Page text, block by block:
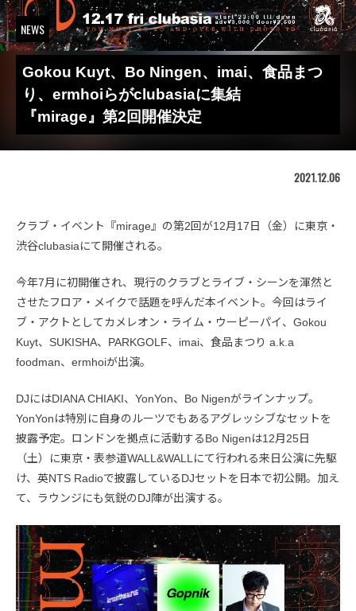
NEWS
Gokou Kuyt、Bo Ningen、imai、食品まつ
り、ermhoiらがclubasiaに集結
『mirage』第2回開催決定
2021.12.06
クラブ・イベント『mirage』の第2回が12月17日（金）に東京・
渋谷clubasiaにて開催される。
今年7月に初開催され、現行のクラブとライブ・シーンを渾然と
させたフロア・メイクで話題を呼んだ本イベント。今回はライ
ブ・アクトとしてカメレオン・ライム・ウーピーパイ、Gokou
Kuyt、SUKISHA、PARKGOLF、imai、食品まつり a.k.a
foodman、ermhoiが出演。
DJにはDIANA CHIAKI、YonYon、Bo Nigenがラインナップ。
YonYonは特別に自身のルーツでもあるアグレッシブなセットを
披露予定。ロンドンを拠点に活動するBo Nigenは12月25日
（土）に東京・表参道WALL&WALLにて行われる来日公演に先駆
け、英NTS Radioで披露しているDJセットを日本で初公開。加え
て、ラウンジにも気鋭のDJ陣が出演する。